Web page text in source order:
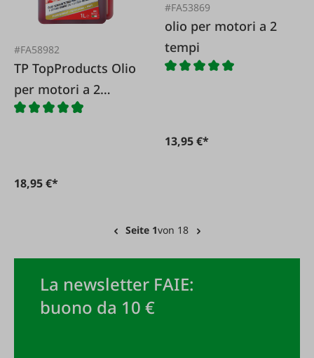
#FA58982
TP TopProducts Olio
per motori a 2
tempi con dosatore
18,95 €*
#FA53869
olio per motori a 2
tempi
13,95 €*
Seite 1von 18
La newsletter FAIE:
buono da 10 €